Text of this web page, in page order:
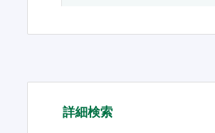
詳細検索